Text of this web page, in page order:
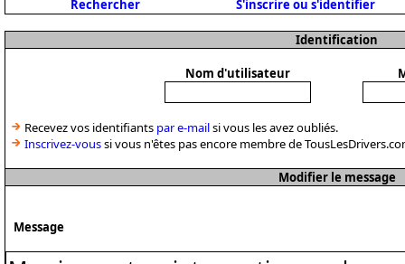
Rechercher
S'inscrire ou s'identifier
Identification
Nom d'utilisateur
Recevez vos identifiants par e-mailsi vous les avez oubliés.
Inscrivez-voussi vous n'êtes pas encore membre de
Modifier le message
Message